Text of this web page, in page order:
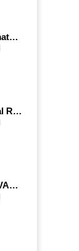
SCRATCH_Among matematicUS
Organising the Digital Revolution
TRIÁNGULOS CON VASOS